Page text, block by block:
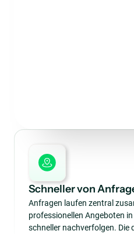
Schneller von
Anfragen laufen zentral
professionellen Angeboten
schneller nachverfolgen. Die